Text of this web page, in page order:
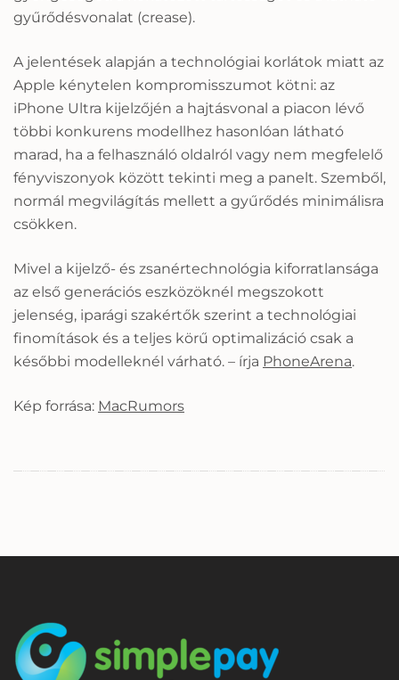
gyűrődésvonalat (crease).
A jelentések alapján a technológiai korlátok miatt az
Apple kénytelen kompromisszumot kötni: az
iPhone Ultra kijelzőjén a hajtásvonal a piacon lévő
többi konkurens modellhez hasonlóan látható
marad, ha a felhasználó oldalról vagy nem megfelelő
fényviszonyok között tekinti meg a panelt. Szemből,
normál megvilágítás mellett a gyűrődés minimálisra
csökken.
Mivel a kijelző- és zsanértechnológia kiforratlansága
az első generációs eszközöknél megszokott
jelenség, iparági szakértők szerint a technológiai
finomítások és a teljes körű optimalizáció csak a
későbbi modelleknél várható. – írja PhoneArena.
Kép forrása: MacRumors